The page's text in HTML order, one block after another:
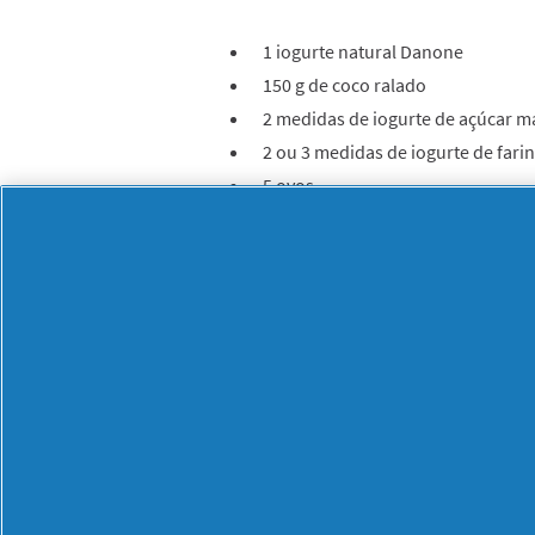
1 iogurte natural Danone
150 g de coco ralado
2 medidas de iogurte de açúcar
2 ou 3 medidas de iogurte de
5 ovos